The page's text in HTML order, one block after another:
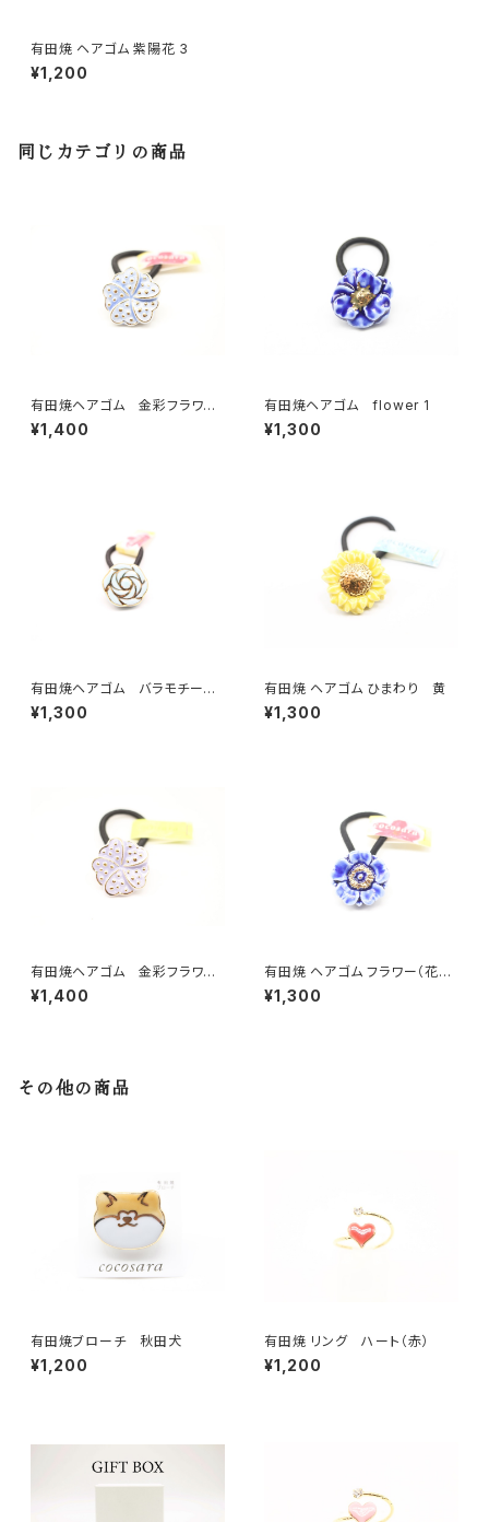
有田焼 ヘアゴム 紫陽花 3
¥1,200
同じカテゴリの商品
有田焼ヘアゴム 金彩フラワー
淡いブルー
¥1,400
有田焼ヘアゴム flower 1
¥1,300
有田焼ヘアゴム バラモチーフ
（水色）
¥1,300
有田焼 ヘアゴム ひまわり 黄
¥1,300
有田焼ヘアゴム 金彩フラワー
紫
¥1,400
有田焼 ヘアゴム フラワー（花芯
金彩） ブルー
¥1,300
その他の商品
有田焼ブローチ 秋田犬
¥1,200
有田焼 リング ハート（赤）
¥1,200